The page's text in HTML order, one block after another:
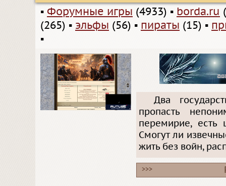
▪ Форумные игры (4933) ▪ borda.ru
(265) ▪ эльфы (56) ▪ пираты (15) ▪
▪
Два
пропасть
перемирие, есть
Смогут ли
жить без войн,
>>>